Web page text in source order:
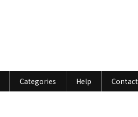
Categories Help Contact